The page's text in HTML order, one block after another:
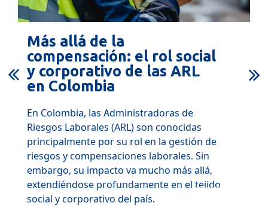
Más allá de la
compensación: el rol social
y corporativo de las ARL
en Colombia
En Colombia, las Administradoras de
Riesgos Laborales (ARL) son conocidas
principalmente por su rol en la gestión de
riesgos y compensaciones laborales. Sin
embargo, su impacto va mucho más allá,
extendiéndose profundamente en el tejido
social y corporativo del país.
+ Info